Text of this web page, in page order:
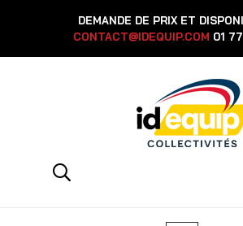
DEMANDE DE PRIX ET
CONTACT@IDEQUIP.COM 01